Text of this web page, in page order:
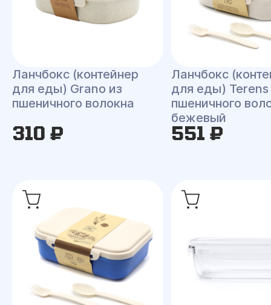
Ланчбокс (контейнер
для еды) Grano из
пшеничного волокна
310 ₽
Ланчбокс
для еды) Terens
пшеничного
бежевый
551 ₽